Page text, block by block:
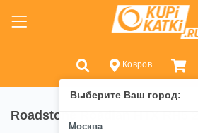
Ковров
Выберите Ваш город:
Москва
Roadstone Roadian HTX RH5